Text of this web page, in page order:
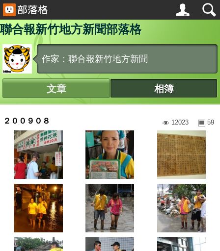
聯合報新竹地方新聞部落格
作家：聯合報新竹地方新聞
文章 相簿
２００９０８ 59
12023